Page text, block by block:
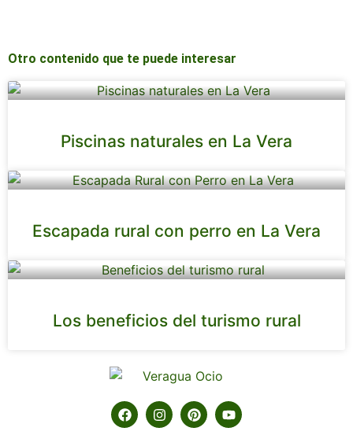
Otro contenido que te puede interesar
Piscinas naturales en La Vera
Escapada rural con perro en La Vera
Los beneficios del turismo rural